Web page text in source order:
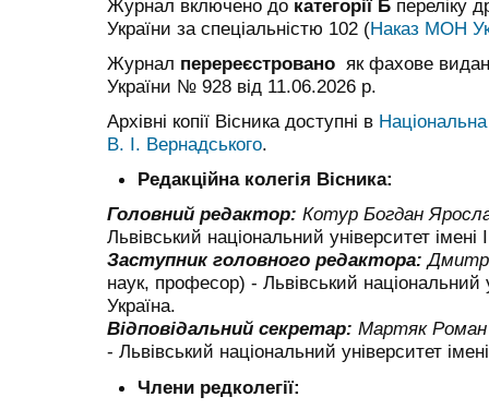
Журнал включено до категорії Б переліку
України за спеціальністю 102 (Наказ МОН
Журнал перереєстровано як фахове
України № 928 від 11.06.2026 р.
Архівні копії Вісника доступні в Національна
В. І. Вернадського.
Редакційна колегія Вісника:
Головний редактор: Котур Богдан
Львівський національний університет імені
Заступник головного редактора:
наук, професор) - Львівський національний
Україна.
Відповідальний секретар: Мартяк Роман
- Львівський національний університет
Члени редколегії: